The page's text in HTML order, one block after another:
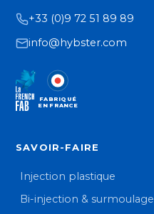
+33 (0)9 72 51 89 89
info@hybster.com
FABRIQUÉ
EN FRANCE
SAVOIR-FAIRE
Injection plastique
Bi-injection & surmoulage